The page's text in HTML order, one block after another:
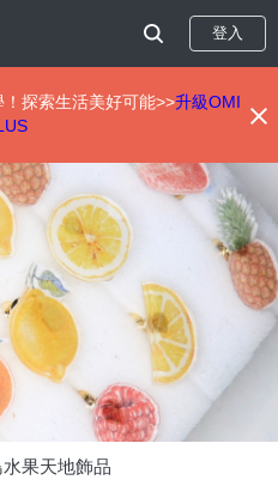
登入
探索生活美好可能>>升級OMI
果天地飾品